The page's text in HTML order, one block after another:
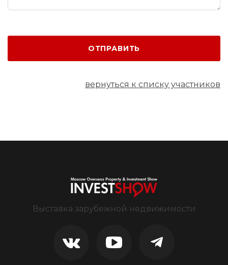
ОТПРАВИТЬ
вернуться к списку участников
Выставка зарубежной недвижимости